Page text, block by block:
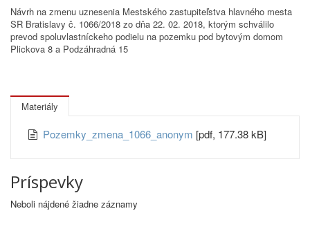
Návrh na zmenu uznesenia Mestského zastupiteľstva hlavného mesta
SR Bratislavy č. 1066/2018 zo dňa 22. 02. 2018, ktorým schválilo
prevod spoluvlastníckeho podielu na pozemku pod bytovým domom
Plickova 8 a Podzáhradná 15
Materiály
Pozemky_zmena_1066_anonym [pdf, 177.38 kB]
Príspevky
Neboli nájdené žiadne záznamy